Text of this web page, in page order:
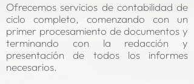
Ofrecemos servicios de contabilidad de
ciclo completo, comenzando con un
primer procesamiento de documentos y
terminando con la redacción y
presentación de todos los informes
necesarios.